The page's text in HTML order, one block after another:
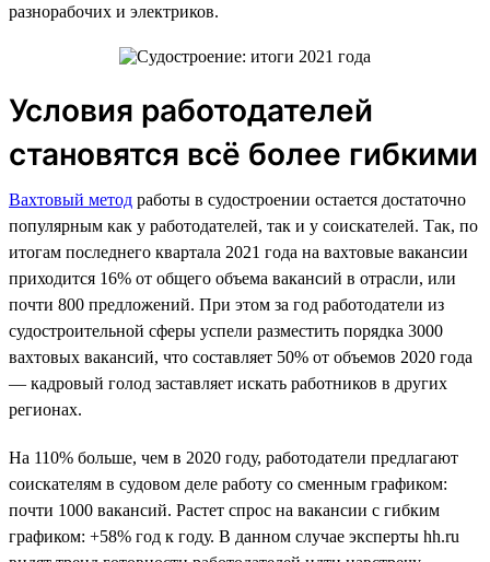
разнорабочих и электриков.
Условия работодателей
становятся всё более гибкими
Вахтовый метод работы в судостроении остается достаточно
популярным как у работодателей, так и у соискателей. Так, по
итогам последнего квартала 2021 года на вахтовые вакансии
приходится 16% от общего объема вакансий в отрасли, или
почти 800 предложений. При этом за год работодатели из
судостроительной сферы успели разместить порядка 3000
вахтовых вакансий, что составляет 50% от объемов 2020 года
— кадровый голод заставляет искать работников в других
регионах.
На 110% больше, чем в 2020 году, работодатели предлагают
соискателям в судовом деле работу со сменным графиком:
почти 1000 вакансий. Растет спрос на вакансии с гибким
графиком: +58% год к году. В данном случае эксперты hh.ru